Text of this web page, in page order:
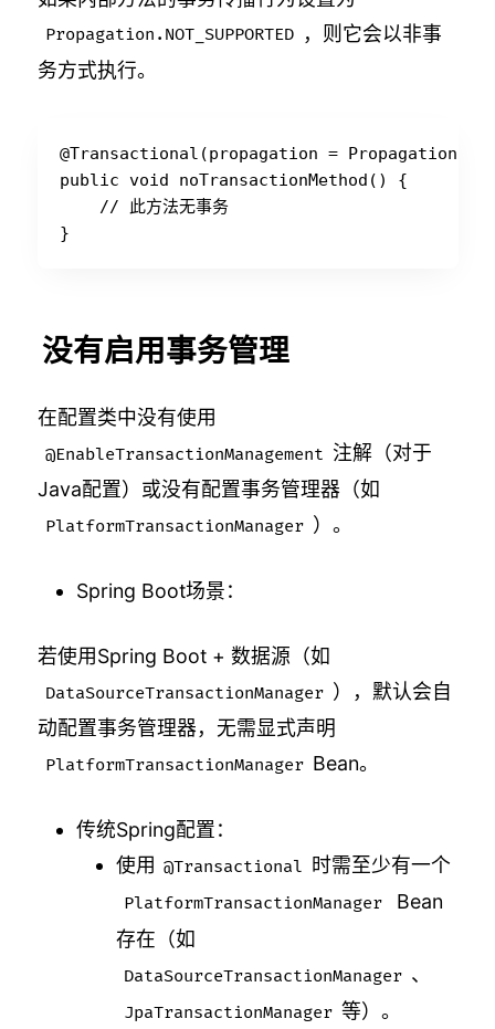
Propagation.NOT_SUPPORTED ，则它会以非事
务方式执行。
@Transactional(propagation =
public void noTransactionMethod() {
    // 此方法无事务
没有启用事务管理
在配置类中没有使用
@EnableTransactionManagement 注解（对于
Java配置）或没有配置事务管理器（如
PlatformTransactionManager ）。
Spring Boot场景：
若使用Spring Boot + 数据源（如⁠
DataSourceTransactionManager ），默认会自
动配置事务管理器，无需显式声明⁠
PlatformTransactionManager Bean。
传统Spring配置：
使用⁠ @Transactional 时需至少有一个
⁠PlatformTransactionManager
Bean
存在（如⁠
DataSourceTransactionManager 、⁠
JpaTransactionManager 等）。